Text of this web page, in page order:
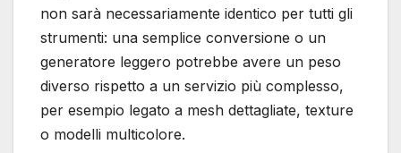
non sarà necessariamente identico per tutti gli
strumenti: una semplice conversione o un
generatore leggero potrebbe avere un peso
diverso rispetto a un servizio più complesso,
per esempio legato a mesh dettagliate, texture
o modelli multicolore.